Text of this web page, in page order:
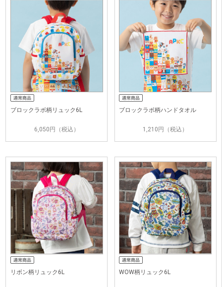
ブロックラボ柄リュック6L
6,050円（税込）
ブロックラボ柄ハンドタオル
1,210円（税込）
リボン柄リュック6L WOW柄リュック6L